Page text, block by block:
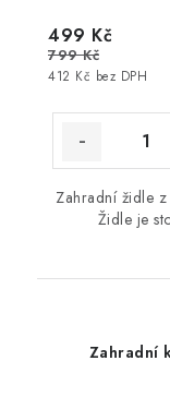
412 Kč bez DPH
499 Kč
799 Kč
Zahradní židle
Židle je
Zahradní